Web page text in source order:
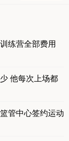
练营全部费用
他每次上场都
管中心签约运动